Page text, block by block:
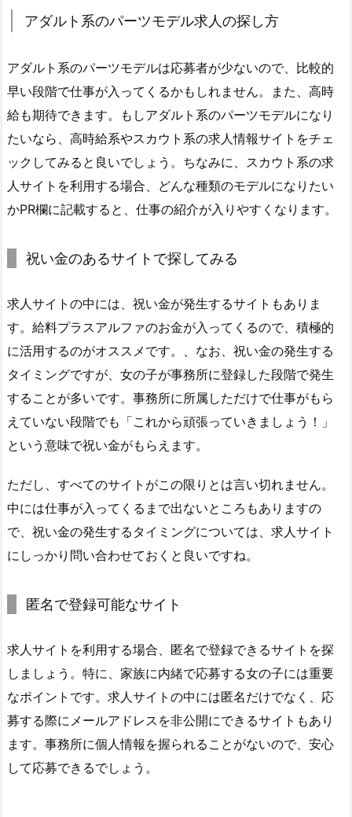
アダルト系のパーツモデル求人の探し方
アダルト系のパーツモデルは応募者が少ないので、比較的
早い段階で仕事が入ってくるかもしれません。また、高時
給も期待できます。もしアダルト系のパーツモデルになり
たいなら、高時給系やスカウト系の求人情報サイトをチェ
ックしてみると良いでしょう。ちなみに、スカウト系の求
人サイトを利用する場合、どんな種類のモデルになりたい
かPR欄に記載すると、仕事の紹介が入りやすくなります。
祝い金のあるサイトで探してみる
求人サイトの中には、祝い金が発生するサイトもありま
す。給料プラスアルファのお金が入ってくるので、積極的
に活用するのがオススメです。、なお、祝い金の発生する
タイミングですが、女の子が事務所に登録した段階で発生
することが多いです。事務所に所属しただけで仕事がもら
えていない段階でも「これから頑張っていきましょう！」
という意味で祝い金がもらえます。
ただし、すべてのサイトがこの限りとは言い切れません。
中には仕事が入ってくるまで出ないところもありますの
で、祝い金の発生するタイミングについては、求人サイト
にしっかり問い合わせておくと良いですね。
匿名で登録可能なサイト
求人サイトを利用する場合、匿名で登録できるサイトを探
しましょう。特に、家族に内緒で応募する女の子には重要
なポイントです。求人サイトの中には匿名だけでなく、応
募する際にメールアドレスを非公開にできるサイトもあり
ます。事務所に個人情報を握られることがないので、安心
して応募できるでしょう。